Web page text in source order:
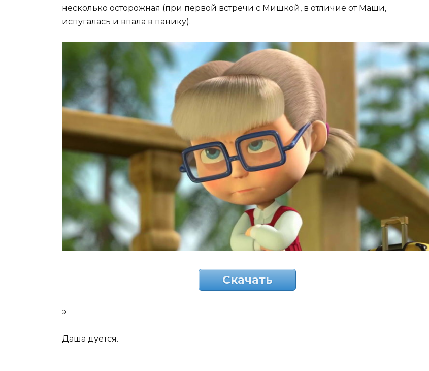
несколько осторожная (при первой встречи с Мишкой, в отличие от Маши,
испугалась и впала в панику).
Скачать
э
Даша дуется.